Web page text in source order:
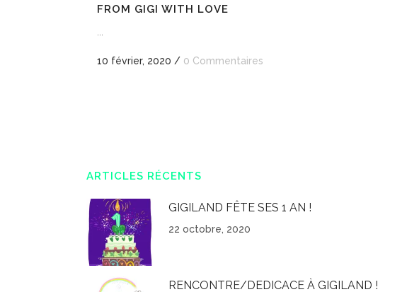
FROM GIGI WITH LOVE
10 février, 2020 / 0 Commentaires
ARTICLES RÉCENTS
GIGILAND FÊTE SES 1 AN !
22 octobre, 2020
RENCONTRE/DEDICACE À GIGILAND !